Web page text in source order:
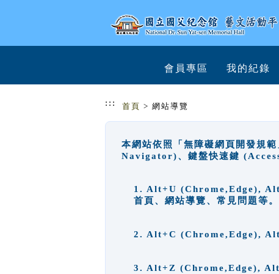
會員專區 我的紀錄
::: 首頁 > 網站導覽
本網站依照「無障礙網頁開發規
Navigator)、鍵盤快速鍵
1. Alt+U (Chrome,Edge),
首頁、網站導覽、常見問題等。
2. Alt+C (Chrome,Edge),
3. Alt+Z (Chrome,Edge),